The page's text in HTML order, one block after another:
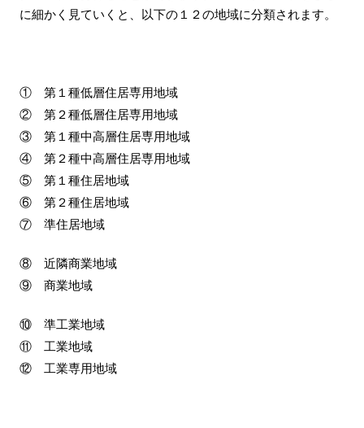
に細かく見ていくと、以下の１２の地域に分類されます。
① 第１種低層住居専用地域
② 第２種低層住居専用地域
③ 第１種中高層住居専用地域
④ 第２種中高層住居専用地域
⑤ 第１種住居地域
⑥ 第２種住居地域
⑦ 準住居地域
⑧ 近隣商業地域
⑨ 商業地域
⑩ 準工業地域
⑪ 工業地域
⑫ 工業専用地域